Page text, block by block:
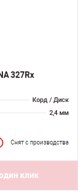
327Rx
Корд / Диск
2,4 мм
клик